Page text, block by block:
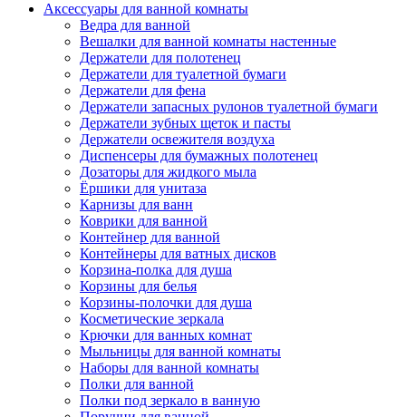
Аксессуары для ванной комнаты
Ведра для ванной
Вешалки для ванной комнаты настенные
Держатели для полотенец
Держатели для туалетной бумаги
Держатели для фена
Держатели запасных рулонов туалетной бумаги
Держатели зубных щеток и пасты
Держатели освежителя воздуха
Диспенсеры для бумажных полотенец
Дозаторы для жидкого мыла
Ёршики для унитаза
Карнизы для ванн
Коврики для ванной
Контейнер для ванной
Контейнеры для ватных дисков
Корзина-полка для душа
Корзины для белья
Корзины-полочки для душа
Косметические зеркала
Крючки для ванных комнат
Мыльницы для ванной комнаты
Наборы для ванной комнаты
Полки для ванной
Полки под зеркало в ванную